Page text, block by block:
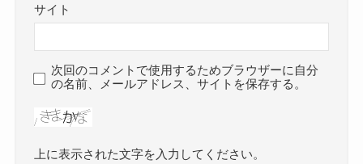
サイト
次回のコメントで使用するためブラウザーに自分
の名前、メールアドレス、サイトを保存する。
上に表示された文字を入力してください。